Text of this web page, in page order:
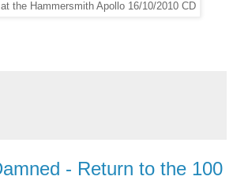
the Hammersmith Apollo 16/10/2010 CD
- Return to the 100